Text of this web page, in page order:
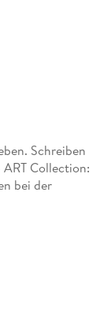
Schreiben
ART Collection:
bei der